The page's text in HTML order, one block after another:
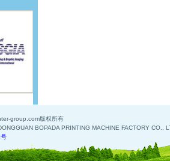
group.com版权所有
BOPADA PRINTING MACHINE FACTORY CO.,